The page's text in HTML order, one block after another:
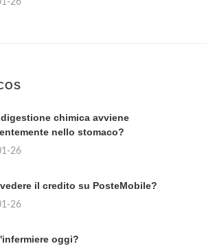
chimica avviene
nello stomaco?
26
il credito su PosteMobile?
26
oggi?